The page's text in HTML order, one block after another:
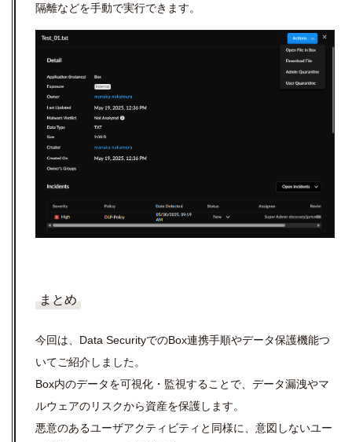
隔離などを手動で実行できます。
まとめ
今回は、Data SecurityでのBox連携手順やデータ保護機能つ
いてご紹介しました。
Box内のデータを可視化・監視することで、データ漏洩やマ
ルウェアのリスクから資産を保護します。
悪意のあるユーザアクティビティと同様に、意図しないユー